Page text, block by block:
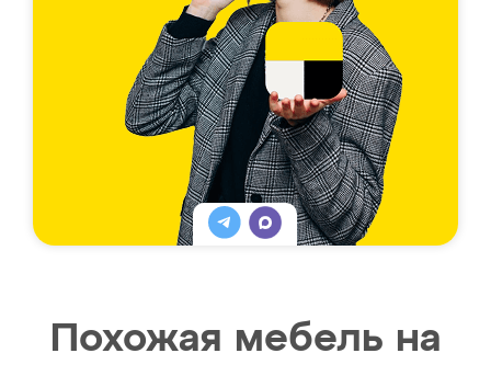
Похожая мебель на